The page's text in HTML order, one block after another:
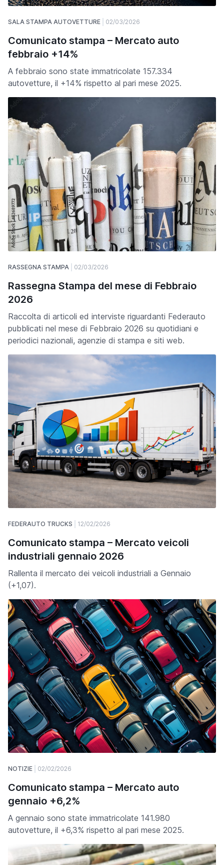
SALA STAMPA AUTOVETTURE 02/03/2026
Comunicato stampa – Mercato auto
febbraio +14%
A febbraio sono state immatricolate 157.334
autovetture, il +14% rispetto al pari mese 2025.
RASSEGNA STAMPA 02/03/2026
Rassegna Stampa del mese di Febbraio
2026
Raccolta di articoli ed interviste riguardanti Federauto
pubblicati nel mese di Febbraio 2026 su quotidiani e
periodici nazionali, agenzie di stampa e siti web.
FEDERAUTO TRUCKS 12/02/2026
Comunicato stampa – Mercato veicoli
industriali gennaio 2026
Rallenta il mercato dei veicoli industriali a Gennaio
(+1,07).
NOTIZIE 02/02/2026
Comunicato stampa – Mercato auto
gennaio +6,2%
A gennaio sono state immatricolate 141.980
autovetture, il +6,3% rispetto al pari mese 2025.